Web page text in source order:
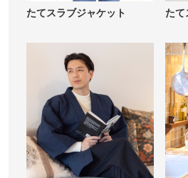
たてスラブジャケット たて